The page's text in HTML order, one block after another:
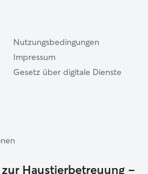
Nutzungsbedingungen
Impressum
Gesetz über digitale Dienste
Haustierbetreuung –